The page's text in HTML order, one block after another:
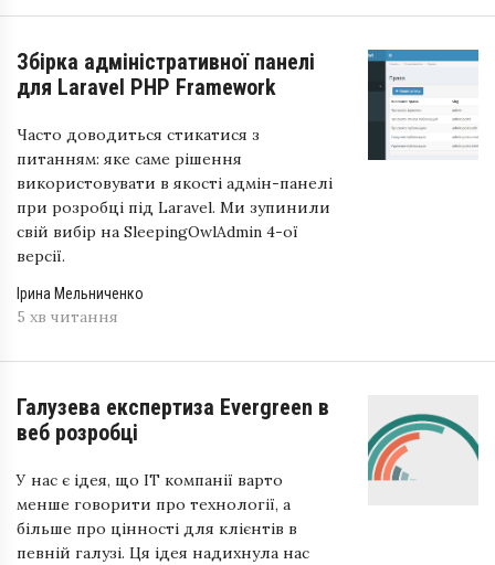
Збірка адміністративної панелі
для Laravel PHP Framework
Часто доводиться стикатися з
питанням: яке саме рішення
використовувати в якості адмін-панелі
при розробці під Laravel. Ми зупинили
свій вибір на SleepingOwlAdmin 4-ої
версії.
Ірина Мельниченко
5 хв читання
Галузева експертиза Evergreen в
веб розробці
У нас є ідея, що IT компанії варто
менше говорити про технології, а
більше про цінності для клієнтів в
певній галузі. Ця ідея надихнула нас